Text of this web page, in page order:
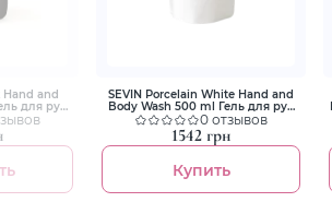
Hand and
для рук
SEVIN Porcelain White Hand and
Body Wash 500 ml Гель для рук
та тіла Refill Pouch
0 отзывов
1542 грн
Купить